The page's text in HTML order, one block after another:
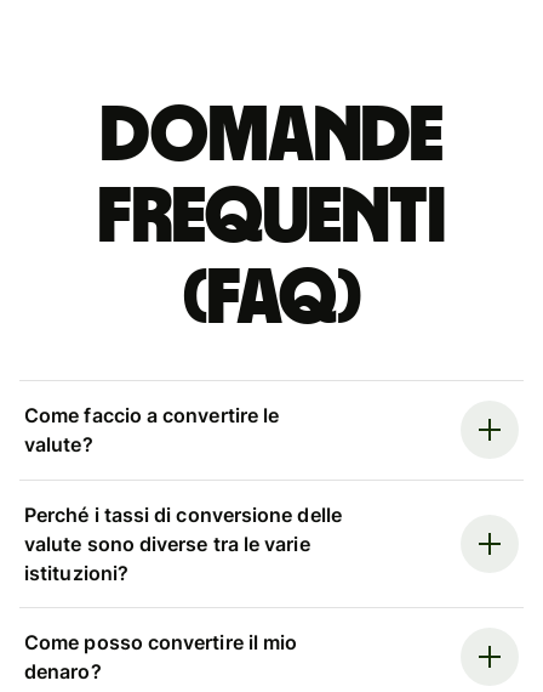
Domande
Frequenti
(FAQ)
Come faccio a convertire le
valute?
Perché i tassi di conversione delle
valute sono diverse tra le varie
istituzioni?
Come posso convertire il mio
denaro?